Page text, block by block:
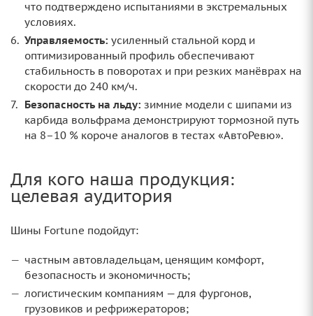
что подтверждено испытаниями в экстремальных
условиях.
Управляемость: усиленный стальной корд и
оптимизированный профиль обеспечивают
стабильность в поворотах и при резких манёврах на
скорости до 240 км/ч.
Безопасность на льду: зимние модели с шипами из
карбида вольфрама демонстрируют тормозной путь
на 8–10 % короче аналогов в тестах «АвтоРевю».
Для кого наша продукция:
целевая аудитория
Шины Fortune подойдут:
частным автовладельцам, ценящим комфорт,
безопасность и экономичность;
логистическим компаниям — для фургонов,
грузовиков и рефрижераторов;